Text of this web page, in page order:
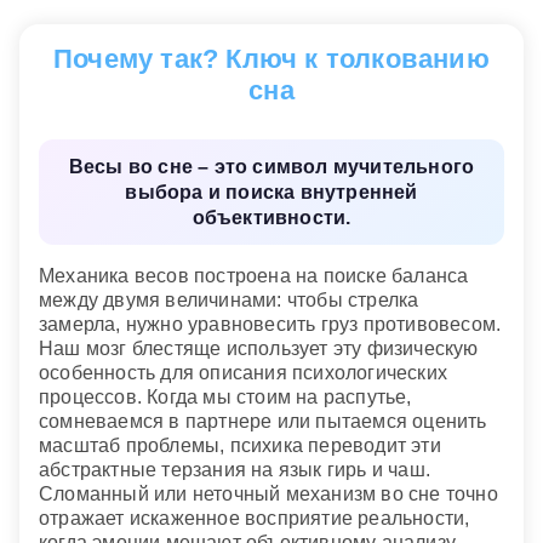
Держать весы в руках — получить очень важную
Взвешиваться на весах — вы станете
покладистее и мудрее, что сразу же отразится и
Взвешивать на таких весах кого-то другого — вы
откроете для себя новое в человеке, в котором
многого до сих пор не замечали.
Почему так? Ключ к толкованию
сна
Весы во сне – это символ мучительного
выбора и поиска внутренней
объективности.
Механика весов построена на поиске баланса
между двумя величинами: чтобы стрелка
замерла, нужно уравновесить груз противовесом.
Наш мозг блестяще использует эту физическую
особенность для описания психологических
процессов. Когда мы стоим на распутье,
сомневаемся в партнере или пытаемся оценить
масштаб проблемы, психика переводит эти
абстрактные терзания на язык гирь и чаш.
Сломанный или неточный механизм во сне точно
отражает искаженное восприятие реальности,